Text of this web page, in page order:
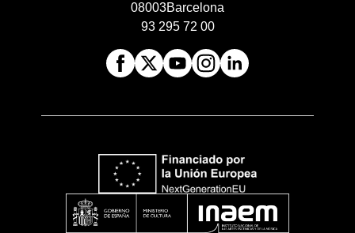
08003Barcelona
93 295 72 00